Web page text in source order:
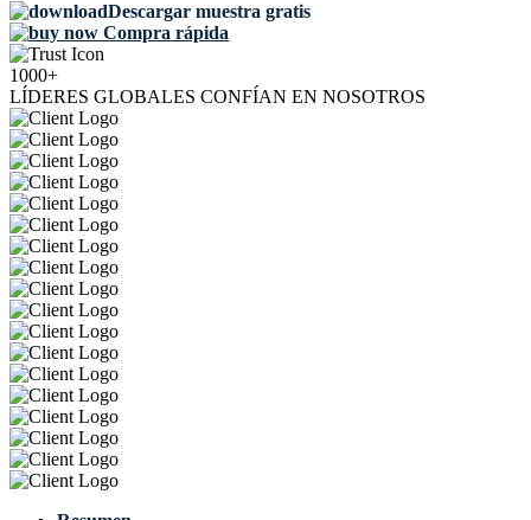
Descargar muestra gratis
Compra rápida
1000+
LÍDERES GLOBALES CONFÍAN EN NOSOTROS